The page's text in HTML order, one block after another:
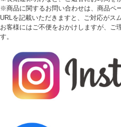
※商品に関するお問い合わせは、商品ペ
URLを記載いただきますと、ご対応がス
お客様にはご不便をおかけしますが、ご
す。